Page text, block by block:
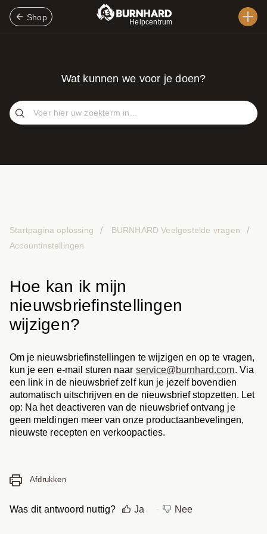
Shop
Helpcentrum
Wat kunnen we voor je doen?
Startpagina oplossing
BURNHARD Veelgestelde vragen
Accountinstellingen
Hoe kan ik mijn
nieuwsbriefinstellingen
wijzigen?
Om je nieuwsbriefinstellingen te wijzigen en op te vragen,
kun je een e-mail sturen naar service@burnhard.com. Via
een link in de nieuwsbrief zelf kun je jezelf bovendien
automatisch uitschrijven en de nieuwsbrief stopzetten. Let
op: Na het deactiveren van de nieuwsbrief ontvang je
geen meldingen meer van onze productaanbevelingen,
nieuwste recepten en verkoopacties.
Was dit antwoord nuttig? Ja Nee
Afdrukken